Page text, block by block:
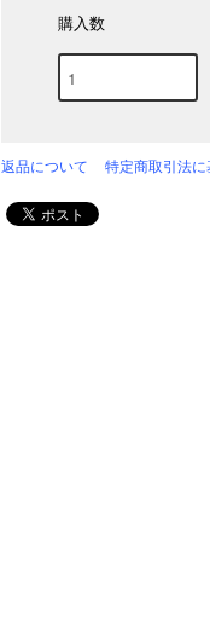
購入数
返品について 特定商取引法